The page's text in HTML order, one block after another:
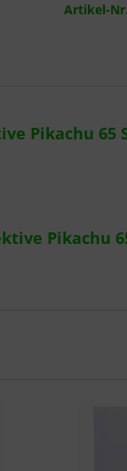
Artikel-
Pikachu 65
Pikachu